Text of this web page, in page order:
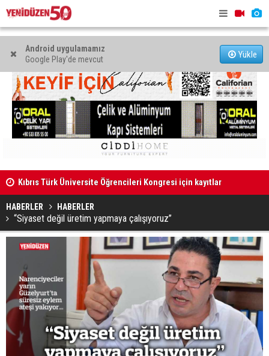
Android uygulamamız
Google Play'de mevcut
Yükle
Kıbrıs Türk Üniversite Öğrencileri Kongresi için kayıtlar
sürüyor
HABERLER HABERLER
“Siyaset değil üretim yapmaya çalışıyoruz”